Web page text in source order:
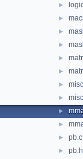
►
►
►
►
►
►
►
►
►
►
► pb.c
► pb.h